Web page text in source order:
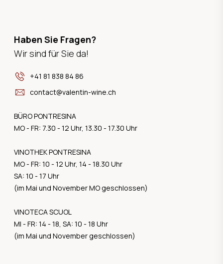
Haben Sie Fragen?
Wir sind für Sie da!
+41 81 838 84 86
contact@valentin-wine.ch
BÜRO PONTRESINA
MO - FR: 7.30 - 12 Uhr, 13.30 - 17.30 Uhr
VINOTHEK PONTRESINA
MO - FR: 10 - 12 Uhr, 14 - 18.30 Uhr
SA: 10 - 17 Uhr
(im Mai und November MO geschlossen)
VINOTECA SCUOL
MI - FR: 14 - 18, SA: 10 - 18 Uhr
(im Mai und November geschlossen)